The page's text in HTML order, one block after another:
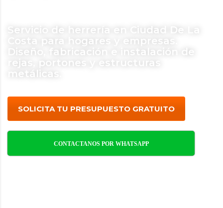
Servicio de herrería en Ciudad De La
Costa para hogares y empresas.
Diseño, fabricación e instalación de
rejas, portones y estructuras
metálicas.
SOLICITA TU PRESUPUESTO GRATUITO
CONTACTANOS POR WHATSAPP